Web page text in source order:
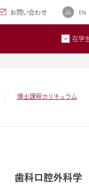
お問い合わせ JA EN
在学
博士課程カリキュラム
歯科口腔外科学